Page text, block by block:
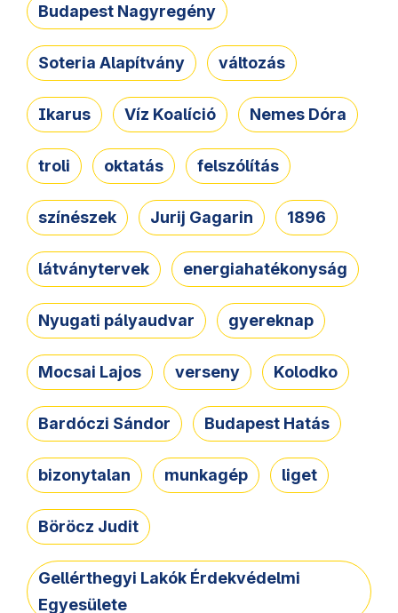
Budapest Nagyregény
Soteria Alapítvány változás
Ikarus Víz Koalíció Nemes Dóra
troli oktatás felszólítás
színészek Jurij Gagarin 1896
látványtervek energiahatékonyság
Nyugati pályaudvar gyereknap
Mocsai Lajos verseny Kolodko
Bardóczi Sándor Budapest Hatás
bizonytalan munkagép liget
Böröcz Judit
Gellérthegyi Lakók Érdekvédelmi
Egyesülete